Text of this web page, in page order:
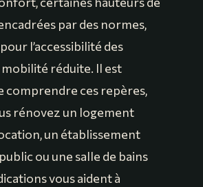
par des normes,
l’accessibilité des
réduite. Il est
comprendre ces repères,
rénovez un logement
un établissement
ou une salle de bains
vous aident à